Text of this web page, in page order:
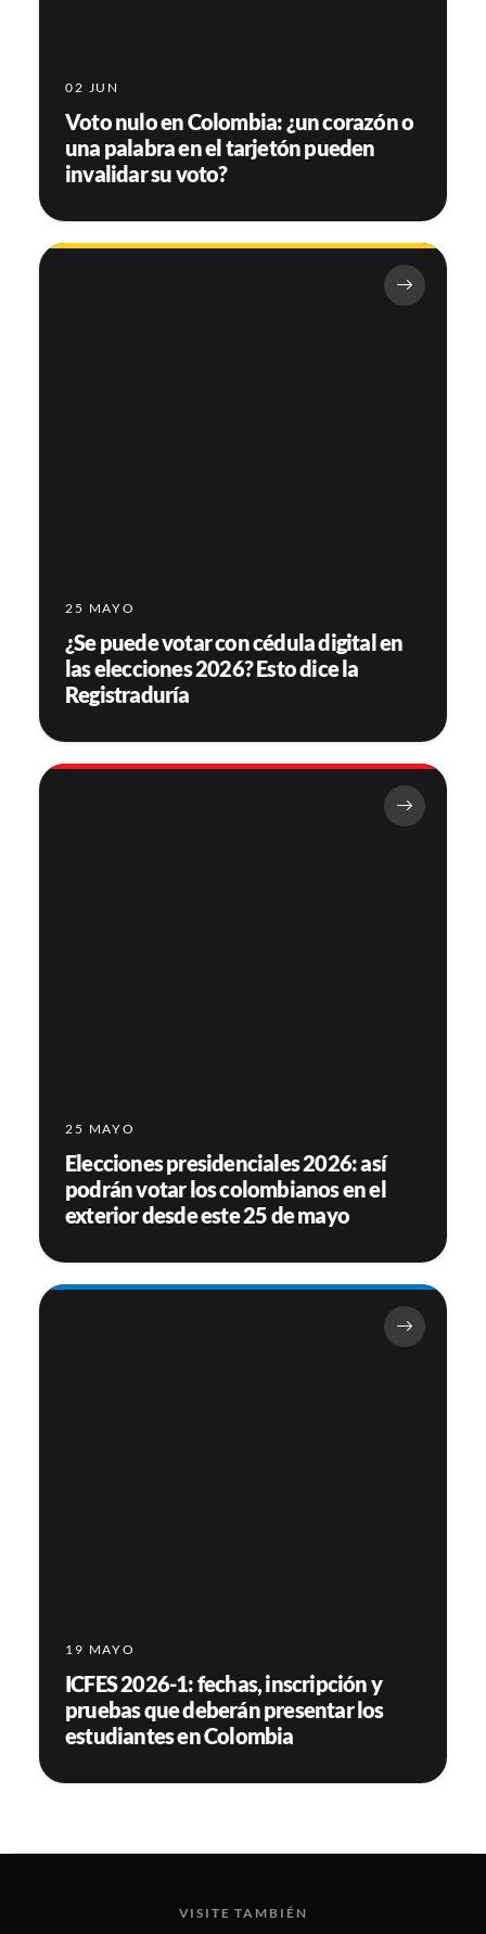
02 JUN
Voto nulo en Colombia: ¿un corazón o
una palabra en el tarjetón pueden
invalidar su voto?
25 MAYO
¿Se puede votar con cédula digital en
las elecciones 2026? Esto dice la
Registraduría
25 MAYO
Elecciones presidenciales 2026: así
podrán votar los colombianos en el
exterior desde este 25 de mayo
19 MAYO
ICFES 2026-1: fechas, inscripción y
pruebas que deberán presentar los
estudiantes en Colombia
VISITE TAMBIÉN